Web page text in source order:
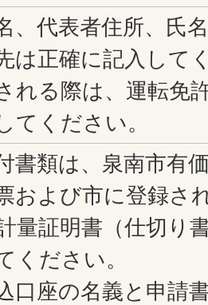
、代表者住所、氏
は正確に記入して
れる際は、運転免
てください。
書類は、泉南市有
および市に登録さ
量証明書（仕切り
ください。
口座の名義と申請